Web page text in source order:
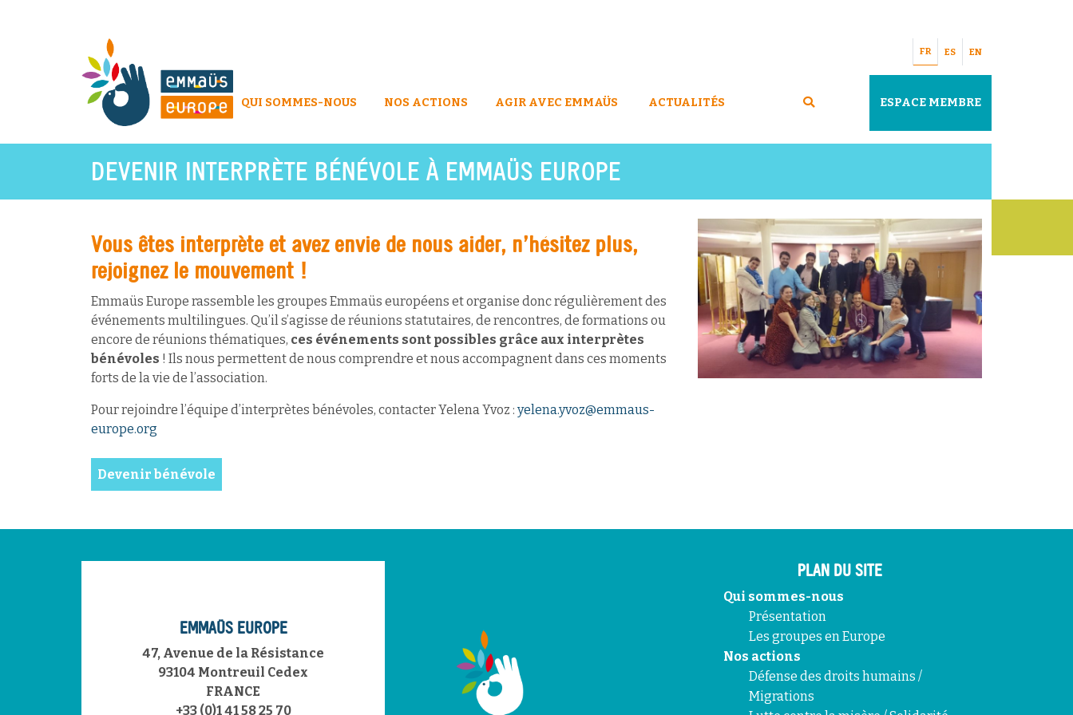
FR ES EN
QUI SOMMES-NOUS NOS ACTIONS AGIR AVEC EMMAÜS ACTUALITÉS ESPACE MEMBRE
DEVENIR INTERPRÈTE BÉNÉVOLE À EMMAÜS EUROPE
Vous êtes interprète et avez envie de nous aider, n’hésitez plus,
rejoignez le mouvement !
Emmaüs Europe rassemble les groupes Emmaüs européens et organise donc régulièrement des
événements multilingues. Qu’il s’agisse de réunions statutaires, de rencontres, de formations ou
encore de réunions thématiques, ces événements sont possibles grâce aux interprètes
bénévoles ! Ils nous permettent de nous comprendre et nous accompagnent dans ces moments
forts de la vie de l’association.
Pour rejoindre l’équipe d’interprètes bénévoles, contacter Yelena Yvoz : yelena.yvoz@emmaus-
europe.org
Devenir bénévole
EMMAÜS EUROPE
47, Avenue de la Résistance
93104 Montreuil Cedex
FRANCE
+33 (0)1 41 58 25 70
PLAN DU SITE
Qui sommes-nous
Présentation
Les groupes en Europe
Nos actions
Défense des droits humains /
Migrations